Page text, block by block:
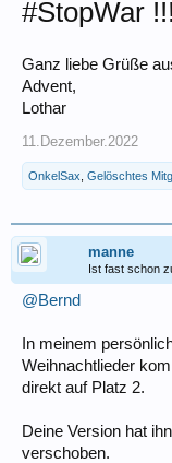
#StopWar !!!
Ganz liebe Grüße
Advent,
Lothar
11.Dezember.2022
OnkelSax Gelöschtes
manne
Ist fast schon
@Bernd
In meinem
Weihnachtlieder
direkt auf Platz 2.
Deine Version hat
verschoben.